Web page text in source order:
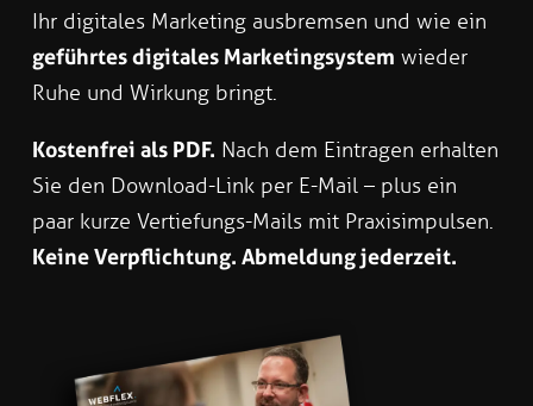
Ihr digitales Marketing ausbremsen und wie ein
geführtes digitales Marketingsystem wieder
Ruhe und Wirkung bringt.
Kostenfrei als PDF. Nach dem Eintragen erhalten
Sie den Download-Link per E-Mail – plus ein
paar kurze Vertiefungs-Mails mit Praxisimpulsen.
Keine Verpflichtung. Abmeldung jederzeit.